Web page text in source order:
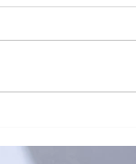
比賽花絮